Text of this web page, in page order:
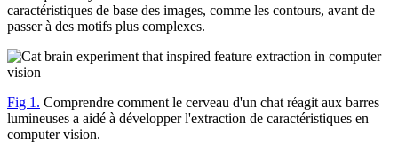
caractéristiques de base des images, comme les contours, avant de
passer à des motifs plus complexes.
Fig 1. Comprendre comment le cerveau d'un chat réagit aux barres
lumineuses a aidé à développer l'extraction de caractéristiques en
computer vision.